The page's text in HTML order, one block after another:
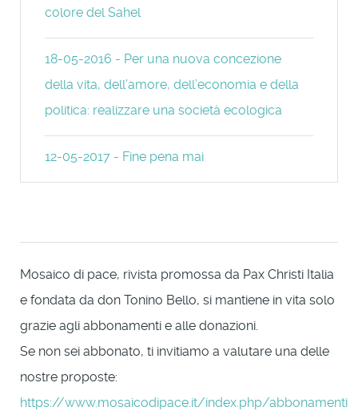
colore del Sahel
18-05-2016 - Per una nuova concezione
della vita, dell’amore, dell’economia e della
politica: realizzare una società ecologica
12-05-2017 - Fine pena mai
Mosaico di pace, rivista promossa da Pax Christi Italia
e fondata da don Tonino Bello, si mantiene in vita solo
grazie agli abbonamenti e alle donazioni.
Se non sei abbonato, ti invitiamo a valutare una delle
nostre proposte:
https://www.mosaicodipace.it/index.php/abbonamenti